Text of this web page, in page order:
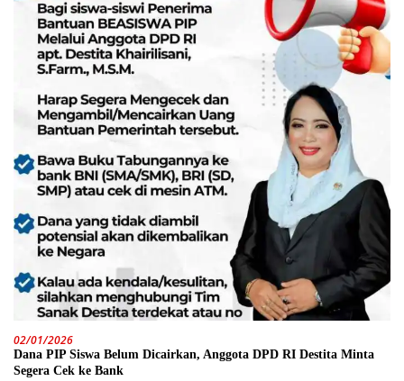
02/01/2026
Dana PIP Siswa Belum Dicairkan, Anggota DPD RI Destita Minta
Segera Cek ke Bank